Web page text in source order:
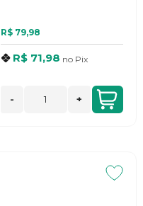
R$ 79,98
R$ 71,98 no Pix
- +